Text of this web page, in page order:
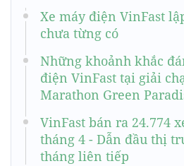
Xe máy điện VinFast
chưa từng có
Những khoảnh khắc
điện VinFast tại giải
Marathon Green
VinFast bán ra 24.774
tháng 4 - Dẫn đầu thị
tháng liên tiếp